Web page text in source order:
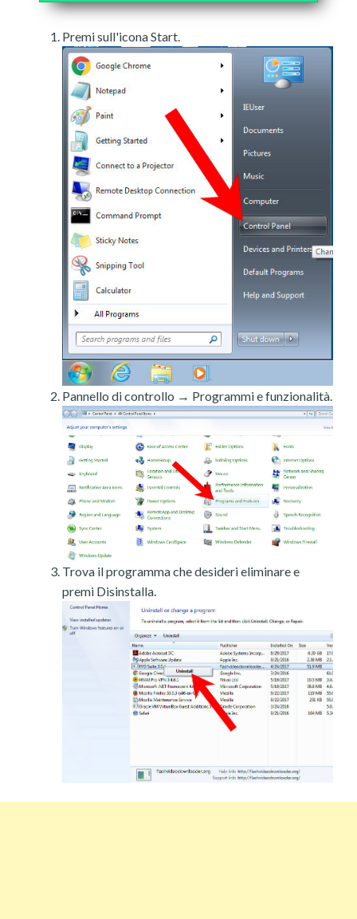
Premi sull'icona Start.
Pannello di controllo → Programmi e funzionalità.
Trova il programma che desideri eliminare e
premi Disinstalla.